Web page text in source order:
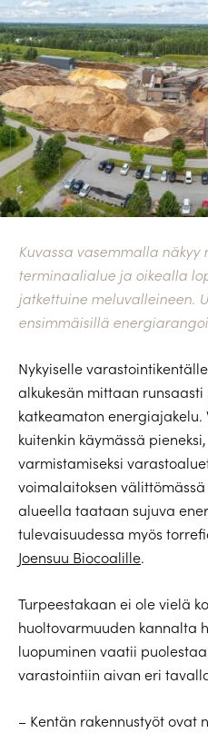
Kuvassa vasemmalla näkyy
terminaalialue ja oikealla
jatkettuine meluvalleineen.
ensimmäisillä
Nykyiselle
alkukesän mittaan
katkeamaton
kuitenkin käymässä
varmistamiseksi
voimalaitoksen
alueella taataan sujuva
tulevaisuudessa myös
Joensuu Biocoalille.
Turpeestakaan ei ole vielä
huoltovarmuuden kannalta
luopuminen vaatii
varastointiin aivan eri
– Kentän rakennustyöt ovat